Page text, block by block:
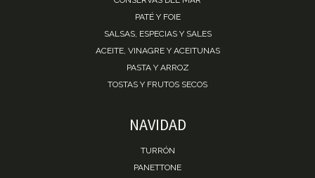
PATÉ Y FOIE
SALSAS, ESPECIAS Y SALES
ACEITE, VINAGRE Y ACEITUNAS
PASTA Y ARROZ
TOSTAS Y FRUTOS SECOS
NAVIDAD
TURRÓN
PANETTONE